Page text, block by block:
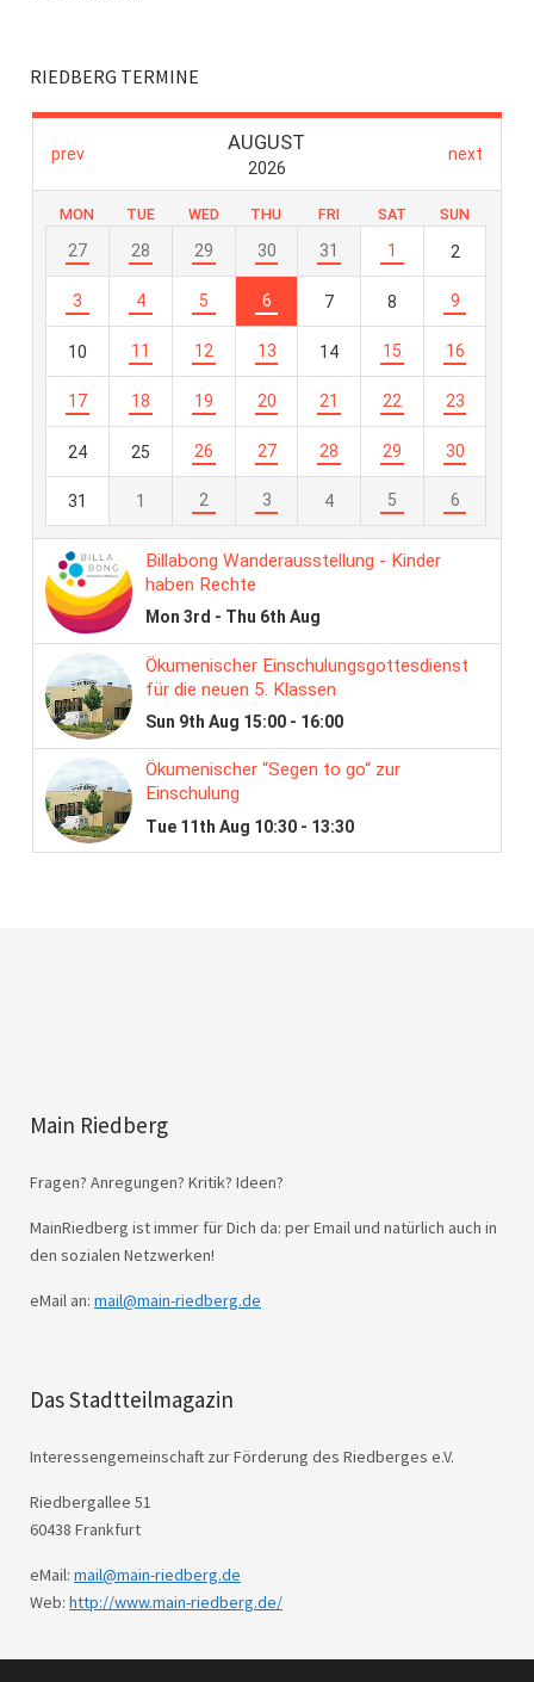
RIEDBERG TERMINE
Main Riedberg
Fragen? Anregungen? Kritik? Ideen?
MainRiedberg ist immer für Dich da: per Email und natürlich auch in
den sozialen Netzwerken!
eMail an: mail@main-riedberg.de
Das Stadtteilmagazin
Interessengemeinschaft zur Förderung des Riedberges e.V.
Riedbergallee 51
60438 Frankfurt
eMail: mail@main-riedberg.de
Web: http://www.main-riedberg.de/